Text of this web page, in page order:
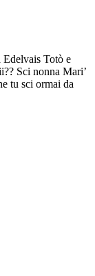
Totò e
Sci nonna Mari’
tu sci ormai da